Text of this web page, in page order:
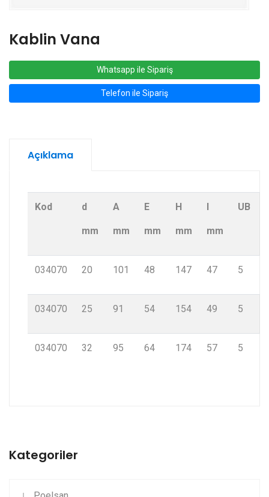
Kablin Vana
Whatsapp ile Sipariş
Telefon ile Sipariş
Açıklama
Kod d
mm
A
mm
E
mm
H
mm mm
UB
034070 20 101 48 147 47 5
034070 25 91 54 154 49 5
034070 32 95 64 174 57 5
Kategoriler